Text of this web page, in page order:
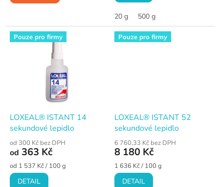
20 g 500 g
Pouze pro firmy
LOXEAL® ISTANT 14
sekundové lepidlo
od 300 Kč bez DPH
od 363 Kč
Měrná
cena:
od 1 537 Kč / 100 g
DETAIL
Pouze pro firmy
LOXEAL® ISTANT 52
sekundové lepidlo
6 760,33 Kč bez DPH
8 180 Kč
Měrná
cena:
1 636 Kč / 100 g
DETAIL